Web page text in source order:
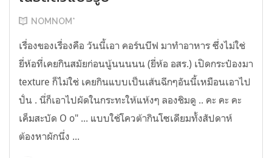
NOMNOM*
เรื่องของเรื่องคือ วันนี้เอา คอร์นบีฟ มาทำอาหาร ซึ่งไม่ใช่
ยี่ห้อที่เคยกินสมัยก่อนนู้นนนนน (ยี่ห้อ อสร.) เปิดกระป๋องมา
texture ก็ไม่ใช่ เคยกินแบบเป็นเส้นฉีกๆอันนี้เหมือนเอาไป
ปั่น . นี่ก็เอาไปผัดในกระทะให้แห้งๆ ลองชิมดู .. คะ คะ คะ
เค็มสะบัด O o" ... แบบใช้โควต้ากินโซเดียมทั้งสัปดาห์
ต้องหาผักนึ่ง ...